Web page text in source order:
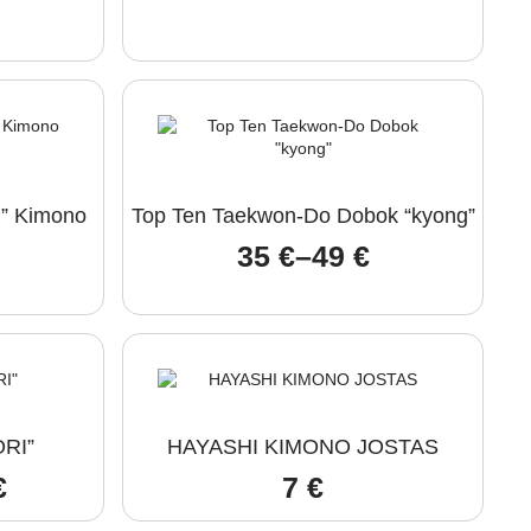
Kimono
Top Ten Taekwon-Do Dobok “kyong”
35 €–49 €
Price
range:
35 €
through
HAYASHI KIMONO JOSTAS
7€